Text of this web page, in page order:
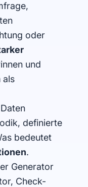
oder
und
als
definierte
bedeutet
.
Generator
Check-